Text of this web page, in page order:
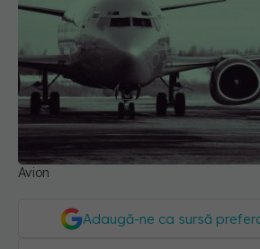
Avion
Adaugă-ne ca sursă